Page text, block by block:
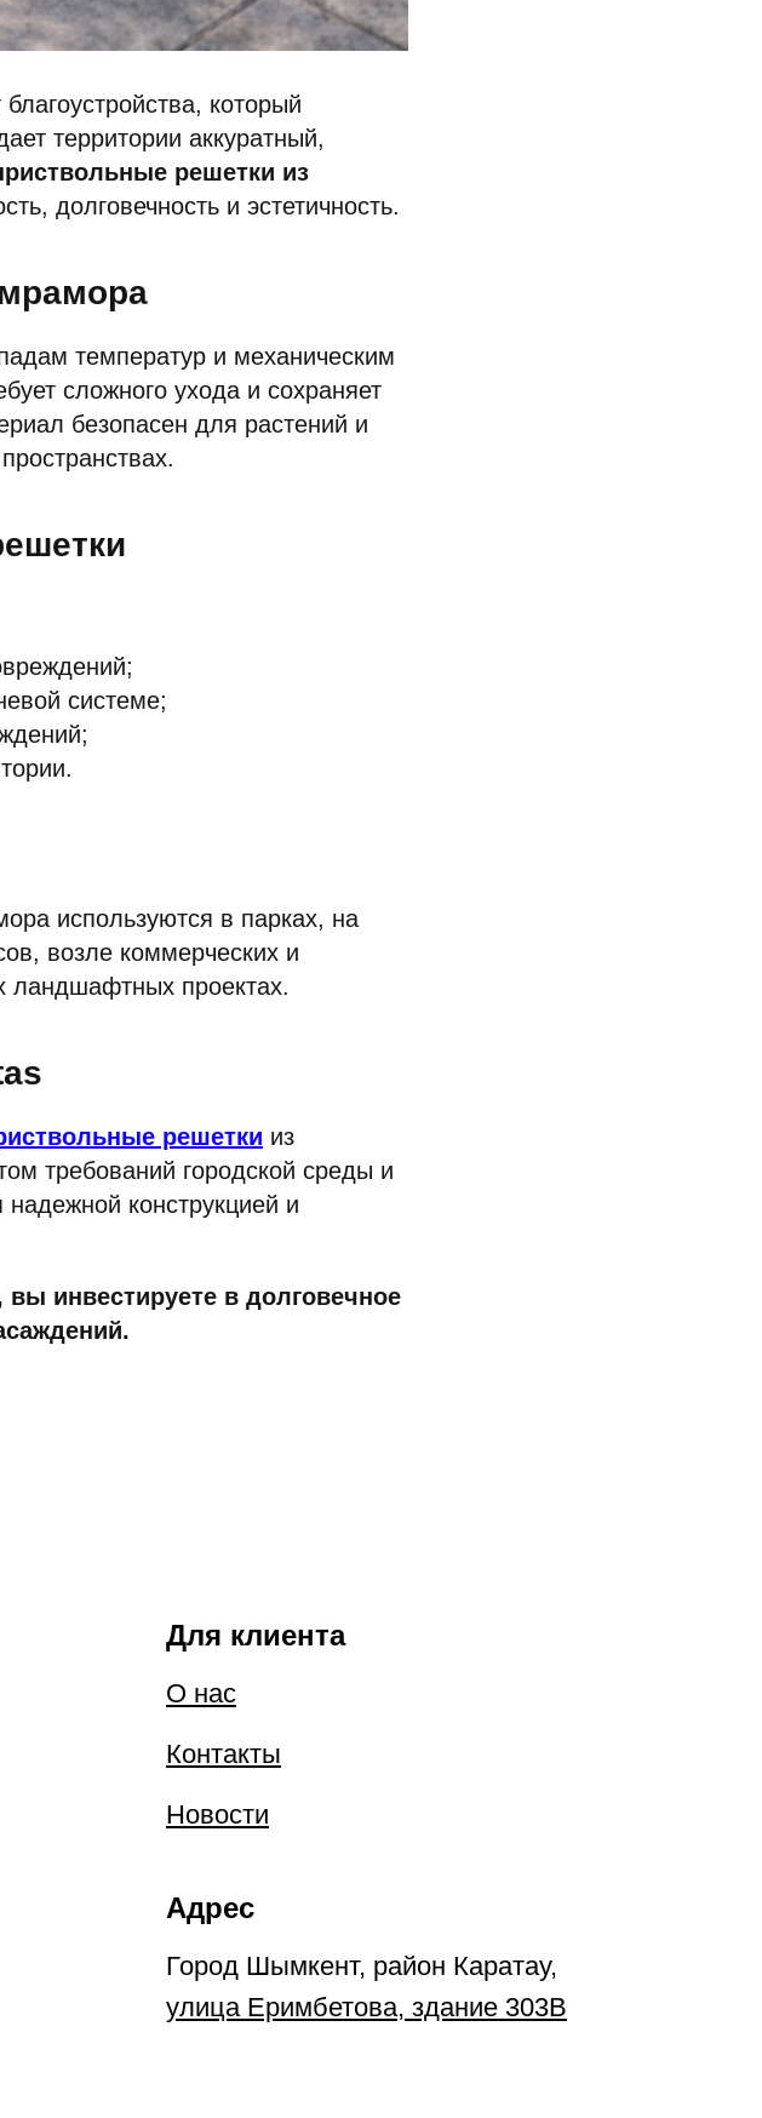
который
территории аккуратный,
решетки из
долговечность и эстетичность.
температур и механическим
сложного ухода и сохраняет
безопасен для растений и
системе;
используются в парках, на
возле коммерческих и
ландшафтных проектах.
решетки из
требований городской среды и
конструкцией и
инвестируете в долговечное
Для клиента
О нас
Контакты
Новости
Адрес
Город Шымкент, район Каратау,
улица Еримбетова, здание 303В